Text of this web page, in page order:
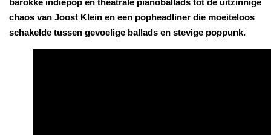
barokke indiepop en theatrale pianoballads tot de uitzinnige
chaos van Joost Klein en een popheadliner die moeiteloos
schakelde tussen gevoelige ballads en stevige poppunk.